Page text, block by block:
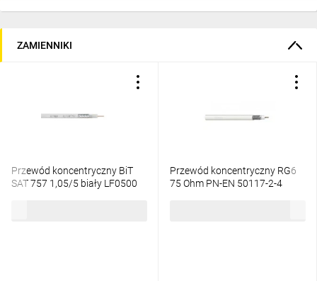
ZAMIENNIKI
Przewód koncentryczny BiT
SAT 757 1,05/5 biały LF0500
Przewód koncentryczny RG6
75 Ohm PN-EN 50117-2-4